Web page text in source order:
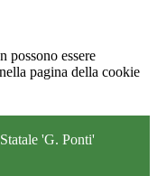
possono essere
pagina della cookie
'G. Ponti'